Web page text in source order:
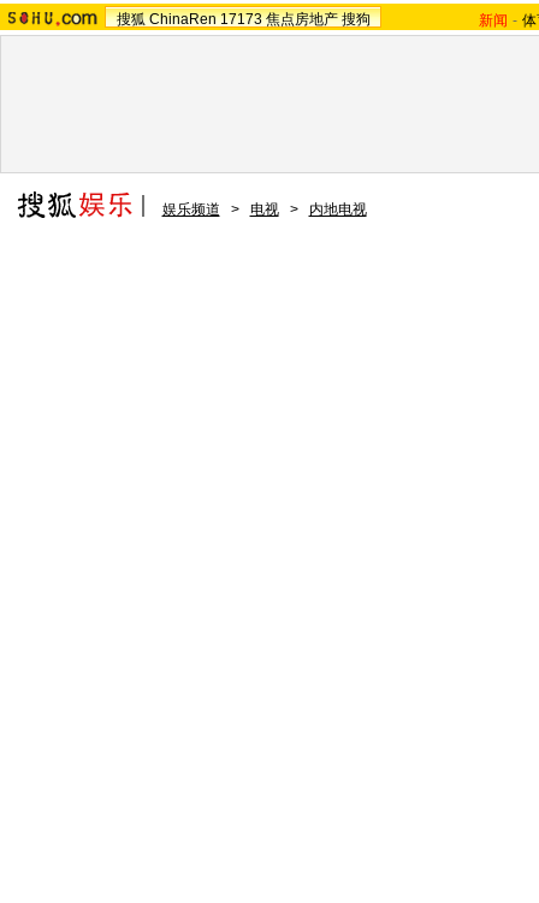
搜狐 ChinaRen 17173 焦点房地产 搜狗 新闻 -
娱乐频道 > 电视 > 内地电视